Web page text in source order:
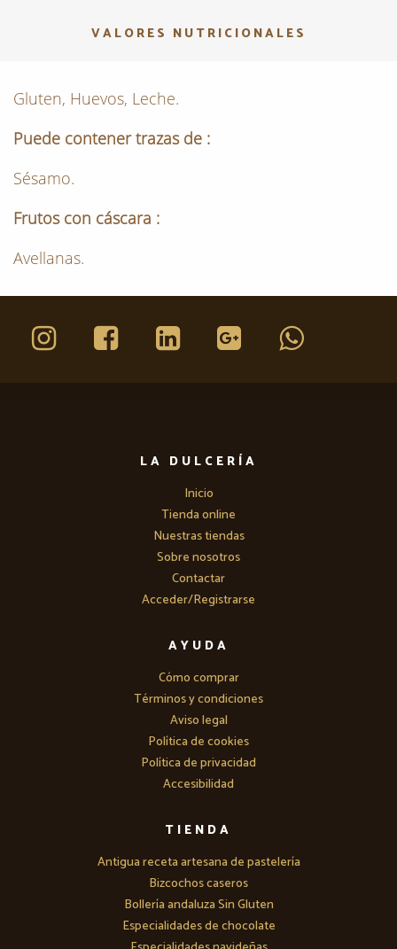
VALORES NUTRICIONALES
Gluten, Huevos, Leche.
Puede contener trazas de :
Sésamo.
Frutos con cáscara :
Avellanas.
LA DULCERÍA
Inicio
Tienda online
Nuestras tiendas
Sobre nosotros
Contactar
Acceder/Registrarse
AYUDA
Cómo comprar
Términos y condiciones
Aviso legal
Política de cookies
Política de privacidad
Accesibilidad
TIENDA
Antigua receta artesana de pastelería
Bizcochos caseros
Bollería andaluza Sin Gluten
Especialidades de chocolate